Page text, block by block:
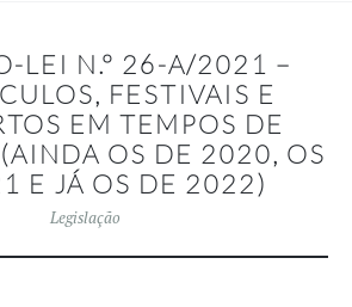
LEI N.º 26-A/2021 –
FESTIVAIS E
EM TEMPOS DE
OS DE 2020, OS
E JÁ OS DE 2022)
Legislação